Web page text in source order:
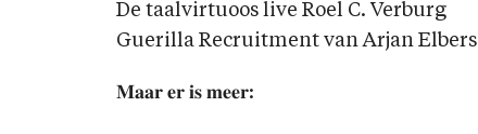
De taalvirtuoos live Roel C. Verburg
Guerilla Recruitment van Arjan Elbers
𝐌𝐚𝐚𝐫 𝐞𝐫 𝐢𝐬 𝐦𝐞𝐞𝐫: